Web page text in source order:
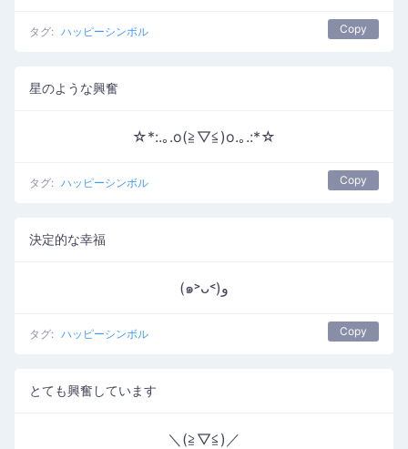
タグ: ハッピーシンボル Copy
星のような興奮
☆*:.｡.o(≧▽≦)o.｡.:*☆
タグ: ハッピーシンボル Copy
決定的な幸福
(๑˃ᴗ˂)ﻭ
タグ: ハッピーシンボル Copy
とても興奮しています
＼(≧▽≦)／